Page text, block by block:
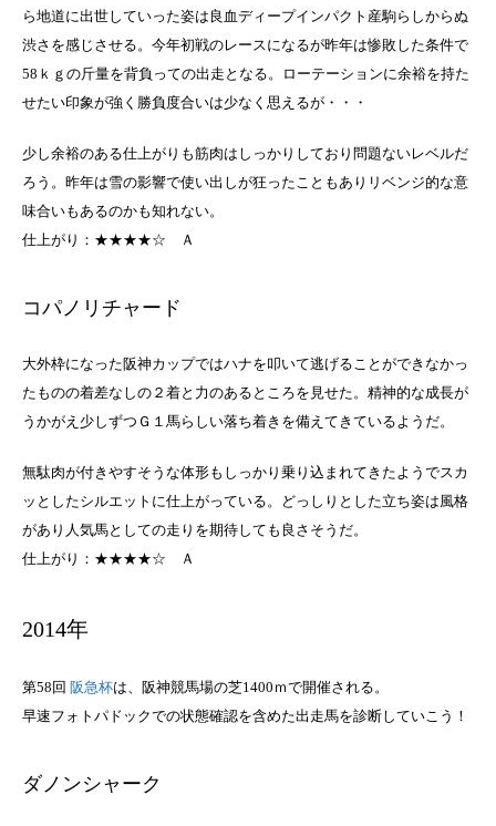
ら地道に出世していった姿は良血ディープインパクト産駒らしからぬ
渋さを感じさせる。今年初戦のレースになるが昨年は惨敗した条件で
58ｋｇの斤量を背負っての出走となる。ローテーションに余裕を持た
せたい印象が強く勝負度合いは少なく思えるが・・・
少し余裕のある仕上がりも筋肉はしっかりしており問題ないレベルだ
ろう。昨年は雪の影響で使い出しが狂ったこともありリベンジ的な意
味合いもあるのかも知れない。
仕上がり：★★★★☆
Ａ
コパノリチャード
大外枠になった阪神カップではハナを叩いて逃げることができなかっ
たものの着差なしの２着と力のあるところを見せた。精神的な成長が
うかがえ少しずつＧ１馬らしい落ち着きを備えてきているようだ。
無駄肉が付きやすそうな体形もしっかり乗り込まれてきたようでスカ
ッとしたシルエットに仕上がっている。どっしりとした立ち姿は風格
があり人気馬としての走りを期待しても良さそうだ。
仕上がり：★★★★☆
Ａ
2014年
第58回 阪急杯は、阪神競馬場の芝1400ｍで開催される。
早速フォトパドックでの状態確認を含めた出走馬を診断していこう！
ダノンシャーク